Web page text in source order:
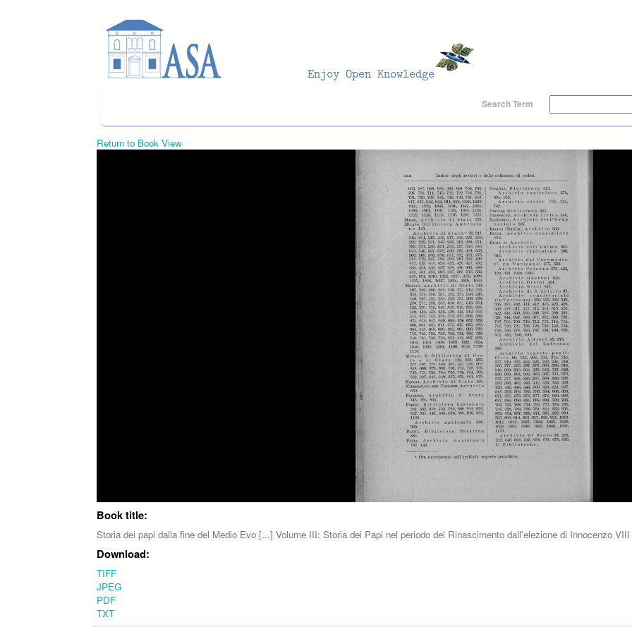
Search Term
Return to Book View
Book title:
Storia dei papi dalla fine del Medio Evo [...] Volume III: Storia dei Papi nel periodo del Rinascimento dall'elezione di Innocenzo
Download:
TIFF
JPEG
PDF
TXT